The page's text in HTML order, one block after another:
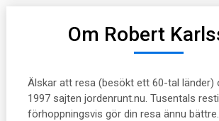
Om Robert
Älskar att resa (besökt ett 60-tal länder)
1997 sajten jordenrunt.nu. Tusentals
förhoppningsvis gör din resa ännu